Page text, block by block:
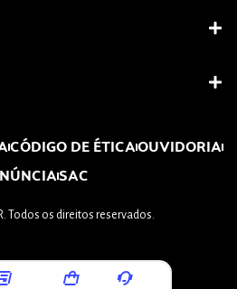
CÓDIGO DE ÉTICAOUVIDORIA
SAC
Todos os direitos reservados.